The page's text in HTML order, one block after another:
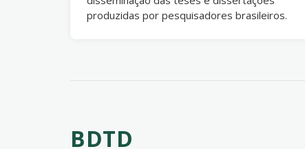
produzidas por pesquisadores brasileiros.
BDTD